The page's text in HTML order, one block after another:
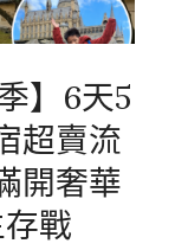
】6天5
超賣流
開奢華
戰